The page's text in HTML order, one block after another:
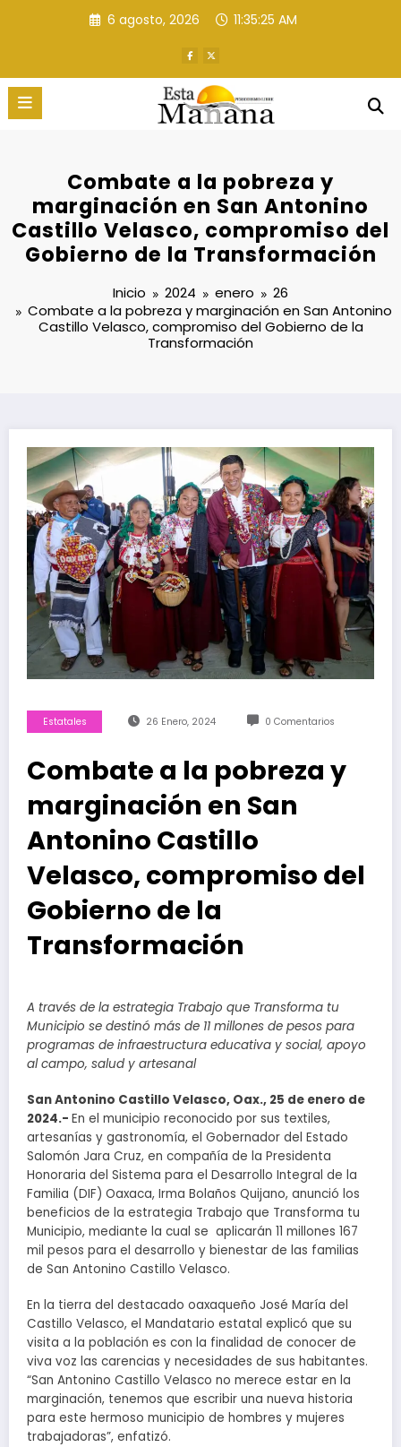
6 agosto, 2026 11:35:26 AM
Combate a la pobreza y
marginación en San Antonino
Castillo Velasco, compromiso del
Gobierno de la Transformación
Inicio 2024 enero
26
Combate a la pobreza y marginación en San Antonino
Castillo Velasco, compromiso del Gobierno de la
Transformación
Estatales 26 Enero, 2024 0 Comentarios
Combate a la pobreza y
marginación en San
Antonino Castillo
Velasco, compromiso del
Gobierno de la
Transformación
A través de la estrategia Trabajo que Transforma tu
Municipio se destinó más de 11 millones de pesos para
programas de infraestructura educativa y social, apoyo
al campo, salud y artesanal
San Antonino Castillo Velasco, Oax., 25 de enero de
2024.- En el municipio reconocido por sus textiles,
artesanías y gastronomía, el Gobernador del Estado
Salomón Jara Cruz, en compañía de la Presidenta
Honoraria del Sistema para el Desarrollo Integral de la
Familia (DIF) Oaxaca, Irma Bolaños Quijano, anunció los
beneficios de la estrategia Trabajo que Transforma tu
Municipio, mediante la cual se aplicarán 11 millones 167
mil pesos para el desarrollo y bienestar de las familias
de San Antonino Castillo Velasco.
En la tierra del destacado oaxaqueño José María del
Castillo Velasco, el Mandatario estatal explicó que su
visita a la población es con la finalidad de conocer de
viva voz las carencias y necesidades de sus habitantes.
“San Antonino Castillo Velasco no merece estar en la
marginación, tenemos que escribir una nueva historia
para este hermoso municipio de hombres y mujeres
trabajadoras”, enfatizó.